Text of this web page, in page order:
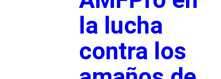
la lucha
contra los